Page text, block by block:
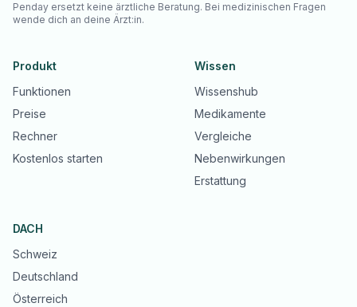
Penday ersetzt keine ärztliche Beratung. Bei medizinischen Fragen
wende dich an deine Ärzt:in.
Produkt
Funktionen
Preise
Rechner
Kostenlos starten
Wissen
Wissenshub
Medikamente
Vergleiche
Nebenwirkungen
Erstattung
DACH
Schweiz
Deutschland
Österreich